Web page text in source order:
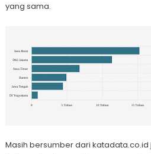
yang sama.
Masih bersumber dari